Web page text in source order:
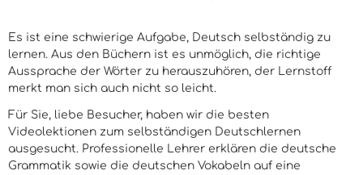
Es ist eine schwierige Aufgabe, Deutsch selbständig zu
lernen. Aus den Büchern ist es unmöglich, die richtige
Aussprache der Wörter zu herauszuhören, der Lernstoff
merkt man sich auch nicht so leicht.
Für Sie, liebe Besucher, haben wir die besten
Videolektionen zum selbständigen Deutschlernen
ausgesucht. Professionelle Lehrer erklären die deutsche
Grammatik sowie die deutschen Vokabeln auf eine